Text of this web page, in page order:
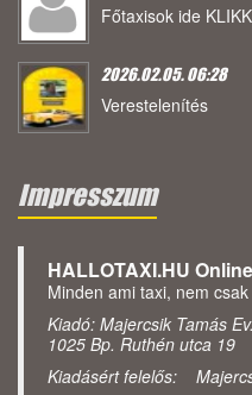
Főtaxisok ide
2026.02.05. 06:28
Verestelenítés
Impresszum
HALLOTAXI.HU
Minden ami taxi, nem
Kiadó: Majercsik Tamás Ev.
1025 Bp. Ruthén utca 19
Kiadásért felelős: